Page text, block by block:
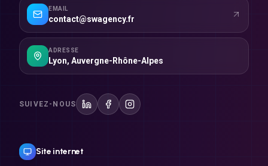
EMAIL
contact@swagency.fr
ADRESSE
Lyon, Auvergne-Rhône-Alpes
SUIVEZ-NOUS
Site internet